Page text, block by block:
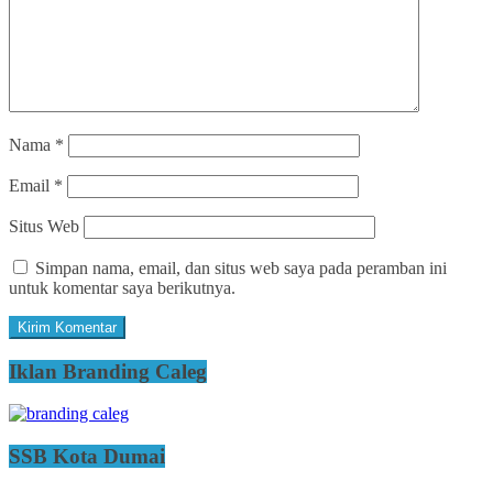
Nama *
Email *
Situs Web
Simpan nama, email, dan situs web saya pada peramban ini
untuk komentar saya berikutnya.
Iklan Branding Caleg
SSB Kota Dumai